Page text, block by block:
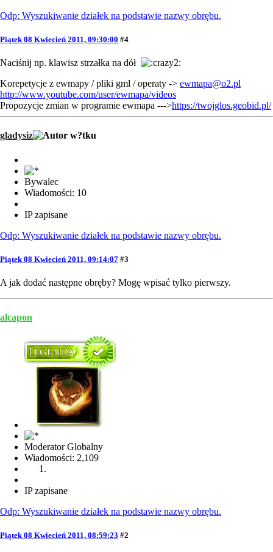
Odp: Wyszukiwanie działek na podstawie nazwy obrębu.
Piątek 08 Kwiecień 2011, 09:30:00 #4
Naciśnij np. klawisz strzałka na dół
Korepetycje z ewmapy / pliki gml / operaty -> ewmapa@o2.pl
http://www.youtube.com/user/ewmapa/videos
Propozycje zmian w programie ewmapa --->https://twojglos.geobid.pl/
gladysiz
Bywalec
Wiadomości: 10
IP zapisane
Odp: Wyszukiwanie działek na podstawie nazwy obrębu.
Piątek 08 Kwiecień 2011, 09:14:07 #3
A jak dodać następne obręby? Mogę wpisać tylko pierwszy.
alcapon
Moderator Globalny
Wiadomości: 2,109
IP zapisane
Odp: Wyszukiwanie działek na podstawie nazwy obrębu.
Piątek 08 Kwiecień 2011, 08:59:23 #2